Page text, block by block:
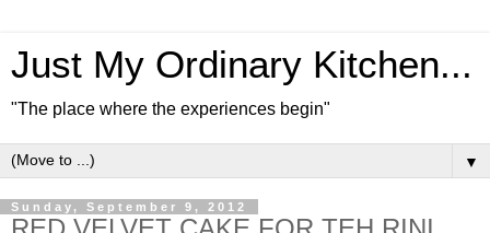
Just My Ordinary Kitchen...
"The place where the experiences begin"
▼
Sunday, September 9, 2012